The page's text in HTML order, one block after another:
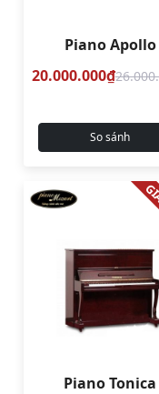
Piano Apollo
20.000.000₫
So sánh
Piano Tonica